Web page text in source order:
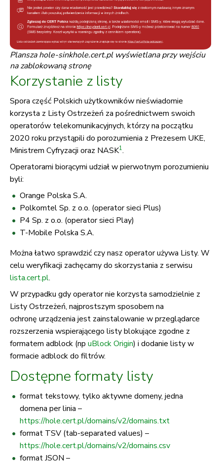
Plansza hole-sinkhole.cert.pl wyświetlana przy wejściu
na zablokowaną stronę
Korzystanie z listy
Spora część Polskich użytkowników nieświadomie
korzysta z Listy Ostrzeżeń za pośrednictwem swoich
operatorów telekomunikacyjnych, którzy na początku
2020 roku przystąpili do porozumienia z Prezesem UKE,
Ministrem Cyfryzacji oraz NASK1.
Operatorami biorącymi udział w pierwotnym porozumieniu
byli:
Orange Polska S.A.
Polkomtel Sp. z o.o. (operator sieci Plus)
P4 Sp. z o.o. (operator sieci Play)
T-Mobile Polska S.A.
Można łatwo sprawdzić czy nasz operator używa Listy. W
celu weryfikacji zachęcamy do skorzystania z serwisu
lista.cert.pl.
W przypadku gdy operator nie korzysta samodzielnie z
Listy Ostrzeżeń, najprostszym sposobem na
ochronę urządzenia jest zainstalowanie w przeglądarce
rozszerzenia wspierającego listy blokujące zgodne z
formatem adblock (np uBlock Origin) i dodanie listy w
formacie adblock do filtrów.
Dostępne formaty listy
format tekstowy, tylko aktywne domeny, jedna
domena per linia –
https://hole.cert.pl/domains/v2/domains.txt
format TSV (tab-separated values) –
https://hole.cert.pl/domains/v2/domains.csv
format JSON –